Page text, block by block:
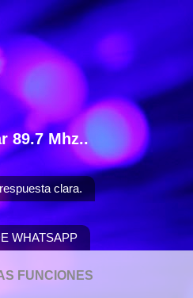
89.7 Mhz..
clara.
WHATSAPP
FUNCIONES